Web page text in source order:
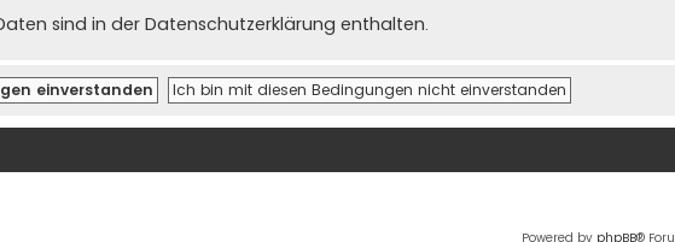
sind in der Datenschutzerklärung enthalten.
Powered by phpBB®